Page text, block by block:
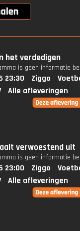
het verdedigen
is geen informatie
23:30 Ziggo
Alle afleveringen
verwoestend uit
is geen informatie
23:00 Ziggo
Alle afleveringen